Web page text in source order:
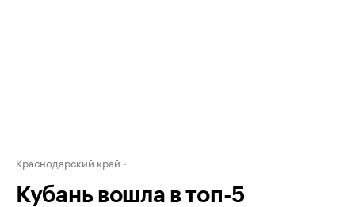
Краснодарский край
Кубань вошла в топ-5